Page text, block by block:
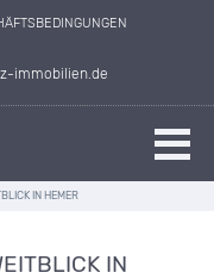
immobilien.de
IN HEMER
IN